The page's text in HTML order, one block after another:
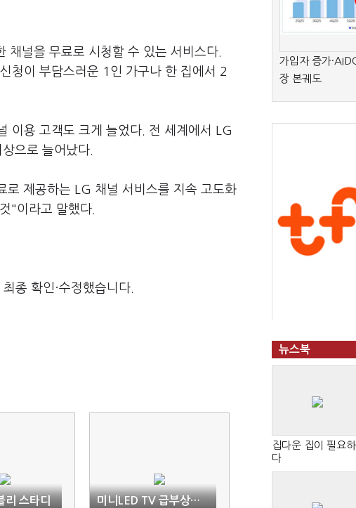
채널을 무료로 시청할 수 있는 서비스다.
청이 부담스러운 1인 가구나 한 집에서 2
이용 고객도 크게 늘었다. 전 세계에서 LG
으로 늘어났다.
로 제공하는 LG 채널 서비스를 지속 고도화
"이라고 말했다.
종 확인·수정했습니다.
리 스타디
미니LED TV 급부상…
가입자 증가
장 본궤도
뉴스북
집다운 집이 필요하
다